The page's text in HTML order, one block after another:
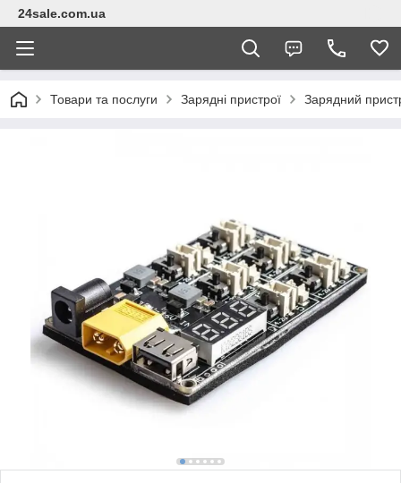
24sale.com.ua
Товари та послуги Зарядні пристрої Зарядний